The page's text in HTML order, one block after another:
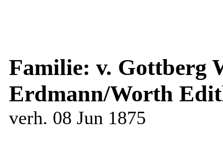
Familie: v. Gottberg
Erdmann/Worth
verh. 08 Jun 1875